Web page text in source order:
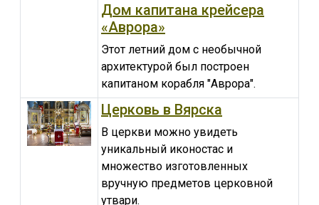
Дом капитана крейсера
«Аврора»
Этот летний дом с необычной
архитектурой был построен
капитаном корабля "Аврора".
Церковь в Вярска
В церкви можно увидеть
уникальный иконостас и
множество изготовленных
вручную предметов церковной
утвари.